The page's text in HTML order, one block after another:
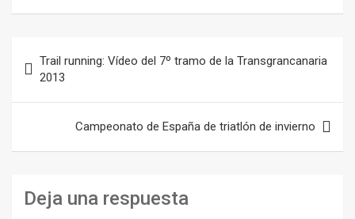
de
entradas
Trail running: Vídeo del 7º tramo de la Transgrancanaria
2013
Campeonato de España de triatlón de invierno
Deja una respuesta